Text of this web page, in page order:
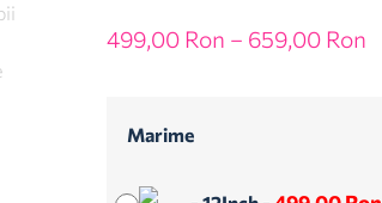
499,00 Ron – 659,00 Ron
Marime